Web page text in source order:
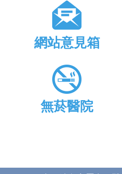
網站意見箱
無菸醫院